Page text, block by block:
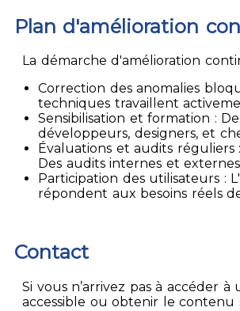
Plan d'amélioration
La démarche d'amélioration
Correction des anomalies
techniques travaillent
Sensibilisation et formation :
développeurs, designers, et
Évaluations et audits
Des audits internes et
Participation des utilisateurs :
répondent aux besoins réels
Contact
Si vous n’arrivez pas à accéder
accessible ou obtenir le